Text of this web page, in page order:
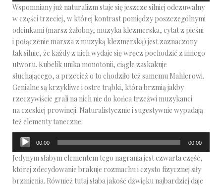
dźwiękowych
Wspomniany już naturalizm staje się jeszcze silniej odczuwalny
w części trzeciej, w której kontrast pomiędzy poszczególnymi
odcinkami (marsz żałobny, muzyka klezmerska, cytat z pieśni
i połączenie marsza z muzyką klezmerską) jest zaznaczony
tak silnie, że każdy z nich wydaje się wręcz pochodzić z innego
utworu. Kubelik unika monotonii, ciągle zaskakuje
słuchającego, a przecież o to chodziło też samemu Mahlerowi.
Genialne są krzykliwe i ostre trąbki, która brzmią jakby
rzeczywiście grali na nich nie do końca trzeźwi muzykanci
na czeskiej prowincji. Naturalistycznie i sugestywnie wypadają
też elementy taneczne:
Odtwarzacz
plików
dźwiękowych
00:00 00:00
Jedynym słabym elementem tego nagrania jest czwarta część,
której zdecydowanie brakuje rozmachu i czysto fizycznej siły
brzmienia. Również tutaj słaba jakość dźwięku najbardziej daje